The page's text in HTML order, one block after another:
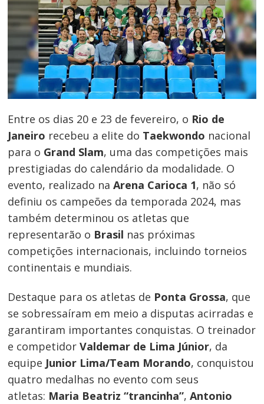
Entre os dias 20 e 23 de fevereiro, o Rio de
Janeiro recebeu a elite do Taekwondo nacional
para o Grand Slam, uma das competições mais
prestigiadas do calendário da modalidade. O
evento, realizado naArena Carioca 1, não só
definiu os campeões da temporada 2024, mas
também determinou os atletas que
representarão o Brasil nas próximas
competições internacionais, incluindo torneios
continentais e mundiais.
Destaque para os atletas de Ponta Grossa, que
se sobressaíram em meio a disputas acirradas e
garantiram importantes conquistas. O treinador
e competidorValdemar de Lima Júnior, da
equipe Junior Lima/Team Morando, conquistou
quatro medalhas no evento com seus
atletas: Maria Beatriz “trancinha”,Antonio